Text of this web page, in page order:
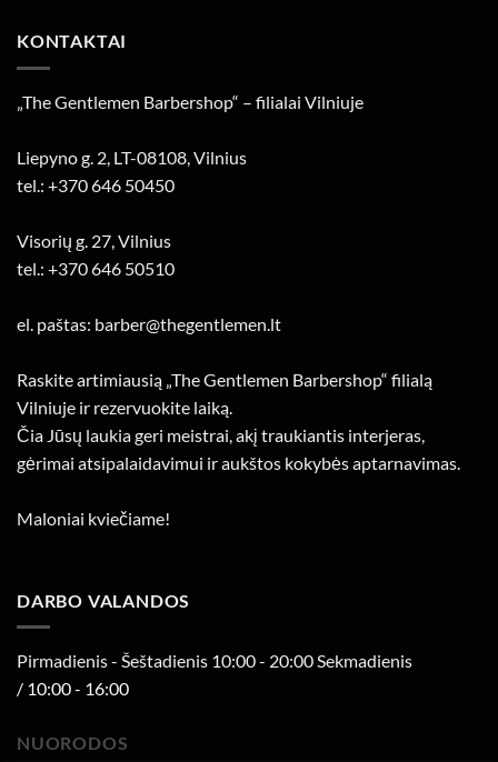
KONTAKTAI
„The Gentlemen Barbershop“ – filialai Vilniuje
Liepyno g. 2, LT-08108, Vilnius
tel.: +370 646 50450
Visorių g. 27, Vilnius
tel.: +370 646 50510
el. paštas: barber@thegentlemen.lt
Raskite artimiausią „The Gentlemen Barbershop“ filialą
Vilniuje ir rezervuokite laiką.
Čia Jūsų laukia geri meistrai, akį traukiantis interjeras,
gėrimai atsipalaidavimui ir aukštos kokybės aptarnavimas.
Maloniai kviečiame!
DARBO VALANDOS
Pirmadienis - Šeštadienis 10:00 - 20:00 Sekmadienis
/ 10:00 - 16:00
NUORODOS